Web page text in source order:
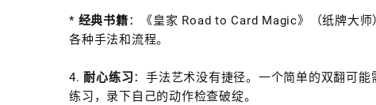
* 经典书籍：《皇家 Road to Card Magic》（纸牌大
各种手法和流程。
4. 耐心练习：手法艺术没有捷径。一个简单的双翻可
练习，录下自己的动作检查破绽。